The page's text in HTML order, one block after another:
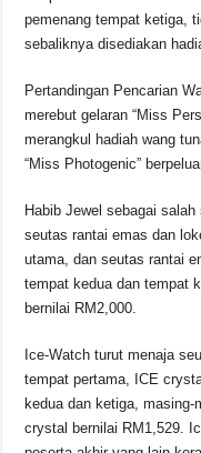
pemenang tempat ketiga,
sebaliknya disediakan
Pertandingan Pencarian
merebut gelaran “Miss
merangkul hadiah wang
“Miss Photogenic”
Habib Jewel sebagai
seutas rantai emas dan
utama, dan seutas rantai
tempat kedua dan tempat
bernilai RM2,000.
Ice-Watch turut menaja
tempat pertama, ICE
kedua dan ketiga,
crystal bernilai RM1,529.